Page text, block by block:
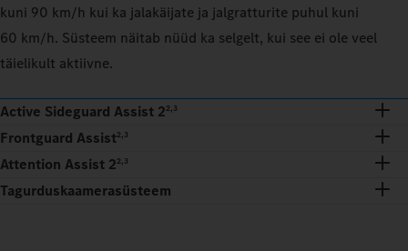
kuni 90 km/h kui ka jalakäijate ja jalgratturite puhul kuni
60 km/h. Süsteem näitab nüüd ka selgelt, kui see ei ole veel
täielikult aktiivne.
Active Sideguard Assist 22,3
Frontguard Assist2,3
Attention Assist 22,3
Tagurduskaamerasüsteem